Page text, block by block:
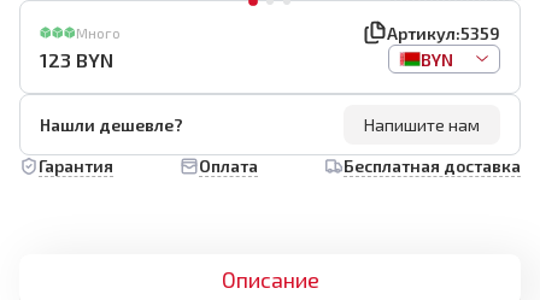
Много Артикул:5359
123 BYN BYN
Нашли дешевле?
Напишите нам
Гарантия
Оплата Бесплатная доставка
Описание